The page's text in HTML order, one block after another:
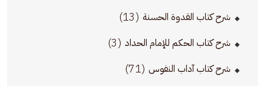
شرح كتاب القدوة الحسنة (13)
شرح كتاب الحكم للإمام الحداد (3)
شرح كتاب آداب النفوس (71)